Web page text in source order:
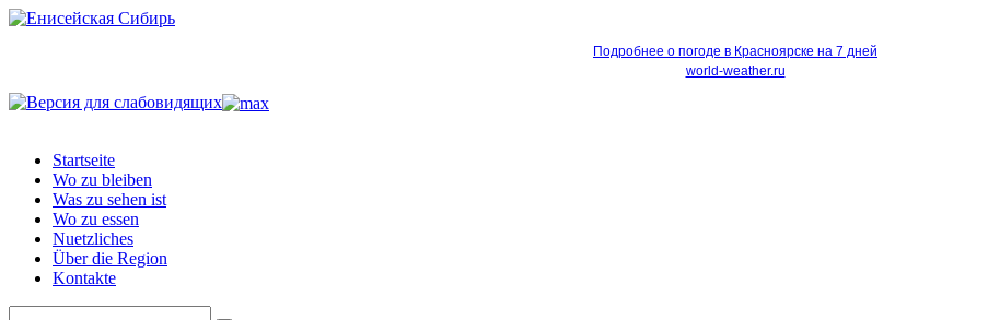
Подробнее о погоде в Красноярске на 7 дней
world-weather.ru
Startseite
Wo zu bleiben
Was zu sehen ist
Wo zu essen
Nuetzliches
Über die Region
Kontakte